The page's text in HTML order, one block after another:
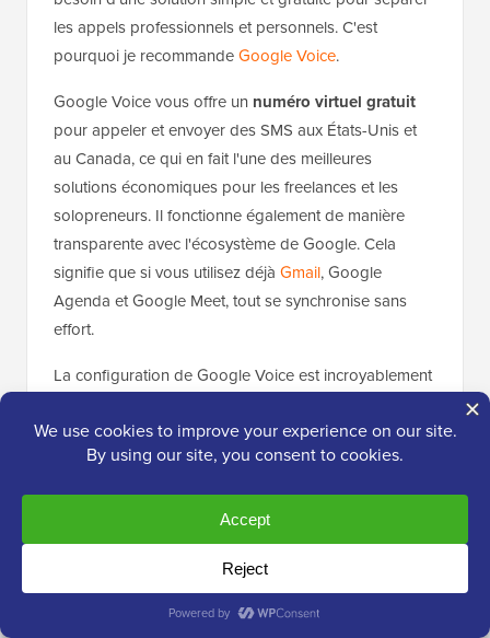
les appels professionnels et personnels. C'est
pourquoi je recommandeGoogle Voice.
Google Voice vous offre un numéro virtuel gratuit
pour appeler et envoyer des SMS aux États-Unis et
au Canada, ce qui en fait l'une des meilleures
solutions économiques pour les freelances et les
solopreneurs. Il fonctionne également de manière
transparente avec l'écosystème de Google. Cela
signifie que si vous utilisez déjà Gmail, Google
Agenda et Google Meet, tout se synchronise sans
effort.
La configuration de Google Voice est incroyablement
commencer à passer des appels. Bien qu'il manque
de fonctionnalités professionnelles avancées comme
un répondeur automatique et un routage d'appels, il
transcription de la messagerie vocale
messagerie texte et l'intégration de l'Assistant Google,
qui sont utiles pour les besoins professionnels de